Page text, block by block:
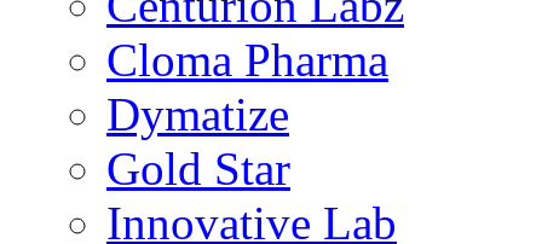
Cloma Pharma
Dymatize
Gold Star
Innovative Lab